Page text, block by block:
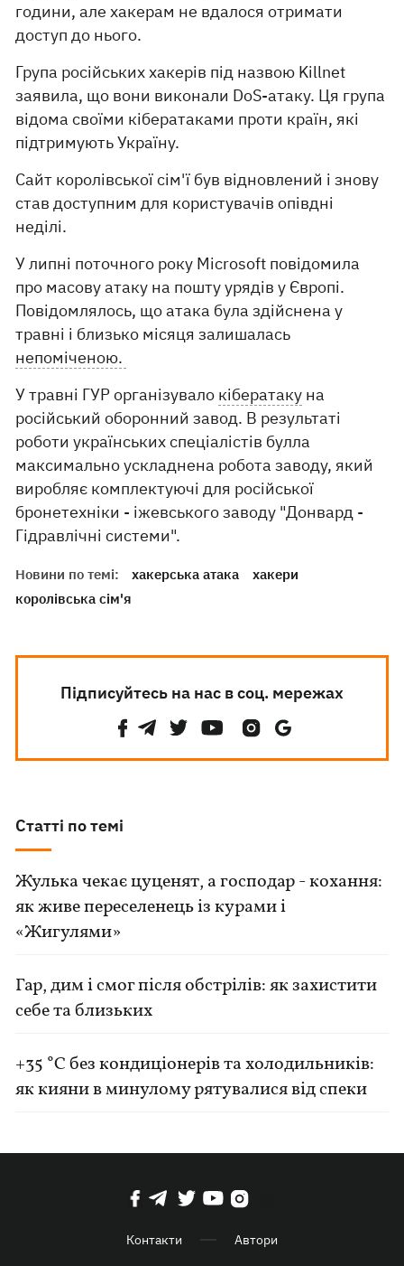
години, але хакерам не вдалося отримати
доступ до нього.
Група російських хакерів під назвою Killnet
заявила, що вони виконали DoS-атаку. Ця група
відома своїми кібератаками проти країн, які
підтримують Україну.
Сайт королівської сім'ї був відновлений і знову
став доступним для користувачів опівдні
неділі.
У липні поточного року Microsoft повідомила
про масову атаку на пошту урядів у Європі.
Повідомлялось, що атака була здійснена у
травні і близько місяця залишалась
непоміченою.
У травні ГУР організувало кібератаку на
російський оборонний завод. В результаті
роботи українських спеціалістів булла
максимально ускладнена робота заводу, який
виробляє комплектуючі для російської
бронетехніки - іжевського заводу "Донвард -
Гідравлічні системи".
Новини по темі: хакерська атака
хакери
королівська сім'я
Підписуйтесь на нас в соц. мережах
Статті по темі
Жулька чекає цуценят, а господар - кохання:
як живе переселенець із курами і
«Жигулями»
Гар, дим і смог після обстрілів: як захистити
себе та близьких
+35 °C без кондиціонерів та холодильників:
як кияни в минулому рятувалися від спеки
Контакти Автори